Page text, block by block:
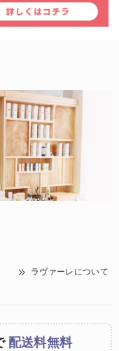
ラヴァーレについて
配送料無料